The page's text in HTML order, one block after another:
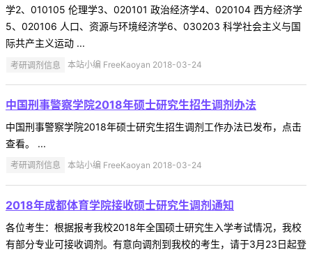
学2、010105 伦理学3、020101 政治经济学4、020104 西方经济学
5、020106 人口、资源与环境经济学6、030203 科学社会主义与国
际共产主义运动 ...
考研调剂信息 本站小编 FreeKaoyan 2018-03-24
中国刑事警察学院2018年硕士研究生招生调剂办法
中国刑事警察学院2018年硕士研究生招生调剂工作办法已发布，点击
查看。 ...
考研调剂信息 本站小编 FreeKaoyan 2018-03-24
2018年成都体育学院接收硕士研究生调剂通知
各位考生：根据报考我校2018年全国硕士研究生入学考试情况，我校
有部分专业可接收调剂。有意向调剂到我校的考生，请于3月23日起登